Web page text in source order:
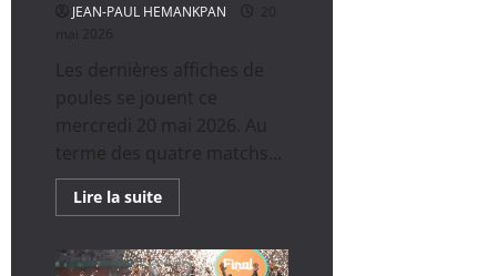
JEAN-PAUL HEMANKPAN
20
mai 2026
Les dernières affiches de
poules se jouent ce
mercredi 20 mai 2026. Au
terme des quatre matchs...
Lire la suiteEn
savoir
CAN